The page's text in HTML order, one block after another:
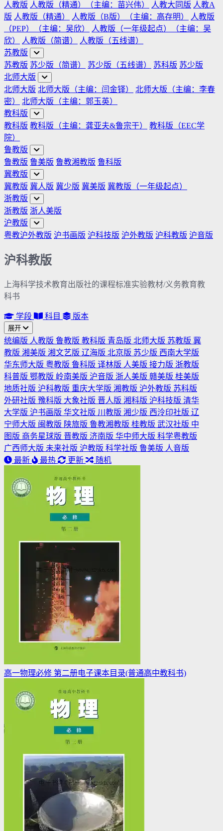
人教版 人教版（精通）（主编：苗兴伟） 人教大同版 人教A
版 人教版（精通） 人教版（B版）（主编：高存明）
人教版
（PEP）（主编：吴欣）
人教版（一年级起点）（主编：吴
欣）
人教版（简谱）
人教版（五线谱）
苏教版
苏教版 苏少版（简谱） 苏少版（五线谱） 苏科版 苏少版
北师大版
北师大版 北师大版（主编：闫金铎）
北师大版（主编：李春
密）
北师大版（主编：郭玉英）
教科版
教科版 教科版（主编：龚亚夫&鲁宗干）
教科版（EEC学
院）
鲁教版
鲁教版 鲁美版 鲁教湘教版 鲁科版
冀教版
冀教版 冀人版 冀少版 冀美版 冀教版（一年级起点）
浙教版
浙教版 浙人美版
沪教版
粤教沪外教版 沪书画版 沪科技版 沪外教版 沪科教版 沪音版
沪科教版
上海科学技术教育出版社的课程标准实验教材/义务教育教
科书
学段 科目 版本
展开
统编版 人教版 鲁教版 教科版 青岛版 北师大版 苏教版 冀
教版 湘美版 湘文艺版 辽海版 北京版 苏少版 西南大学版
华东师大版 粤教版 鲁科版 译林版 人美版 接力版 浙教版
科普版 鄂教版 岭南美版 沪音版 浙人美版 赣美版 桂美版
地质社版 沪科教版 重庆大学版 湘教版 沪外教版 苏科版
外研社版 豫科版 大象社版 晋人版 湘科版 沪科技版 清华
大学版 沪书画版 华文社版 川教版 湘少版 西泠印社版 辽
宁师大版 闽教版 陕旅版 鲁教湘教版 桂教版 武汉社版 中
图版 商务星球版 晋教版 济南版 华中师大版 科学粤教版
广西师大版 未来社版 沪教版 科学社版 鲁美版 人音版
最新
最热 更新 随机
高一物理必修 第二册电子课本目录(普通高中教科书)